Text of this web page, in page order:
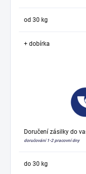
od 30 kg
+ dobírka
Doručení zásilky do
doručování 1-2 pracovní dny
do 30 kg